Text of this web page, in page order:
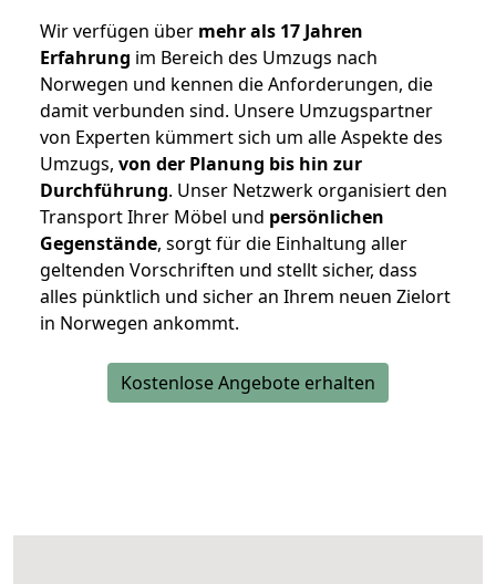
Wir verfügen über mehr als 17 Jahren
Erfahrung im Bereich des Umzugs nach
Norwegen und kennen die Anforderungen, die
damit verbunden sind. Unsere Umzugspartner
von Experten kümmert sich um alle Aspekte des
Umzugs, von der Planung bis hin zur
Durchführung. Unser Netzwerk organisiert den
Transport Ihrer Möbel und persönlichen
Gegenstände, sorgt für die Einhaltung aller
geltenden Vorschriften und stellt sicher, dass
alles pünktlich und sicher an Ihrem neuen Zielort
in Norwegen ankommt.
Kostenlose Angebote erhalten